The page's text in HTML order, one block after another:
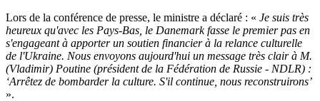
Lors de la conférence de presse, le ministre a déclaré : « Je suis très
heureux qu'avec les Pays-Bas, le Danemark fasse le premier pas en
s'engageant à apporter un soutien financier à la relance culturelle
de l'Ukraine. Nous envoyons aujourd'hui un message très clair à M.
(Vladimir) Poutine (président de la Fédération de Russie - NDLR) :
‘Arrêtez de bombarder la culture. S'il continue, nous reconstruirons’
».